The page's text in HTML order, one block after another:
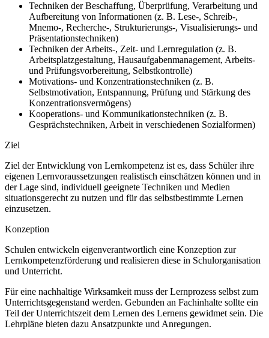
Techniken der Beschaffung, Überprüfung, Verarbeitung und
Aufbereitung von Informationen (z. B. Lese-, Schreib-,
Mnemo-, Recherche-, Strukturierungs-, Visualisierungs- und
Präsentationstechniken)
Techniken der Arbeits-, Zeit- und Lernregulation (z. B.
Arbeitsplatzgestaltung, Hausaufgabenmanagement, Arbeits-
und Prüfungsvorbereitung, Selbstkontrolle)
Motivations- und Konzentrationstechniken (z. B.
Selbstmotivation, Entspannung, Prüfung und Stärkung des
Konzentrationsvermögens)
Kooperations- und Kommunikationstechniken (z. B.
Gesprächstechniken, Arbeit in verschiedenen Sozialformen)
Ziel
Ziel der Entwicklung von Lernkompetenz ist es, dass Schüler ihre
eigenen Lernvoraussetzungen realistisch einschätzen können und in
der Lage sind, individuell geeignete Techniken und Medien
situationsgerecht zu nutzen und für das selbstbestimmte Lernen
einzusetzen.
Konzeption
Schulen entwickeln eigenverantwortlich eine Konzeption zur
Lernkompetenzförderung und realisieren diese in Schulorganisation
und Unterricht.
Für eine nachhaltige Wirksamkeit muss der Lernprozess selbst zum
Unterrichtsgegenstand werden. Gebunden an Fachinhalte sollte ein
Teil der Unterrichtszeit dem Lernen des Lernens gewidmet sein. Die
Lehrpläne bieten dazu Ansatzpunkte und Anregungen.